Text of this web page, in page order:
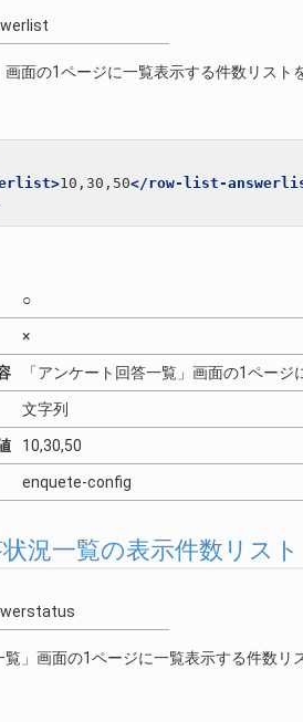
画面の1ページに一覧表示する件数リス
10,30,50</row-list-
○
×
「アンケート回答一覧」画面の1ペー
文字列
10,30,50
enquete-config
況一覧の表示件数リスト
覧」画面の1ページに一覧表示する件数